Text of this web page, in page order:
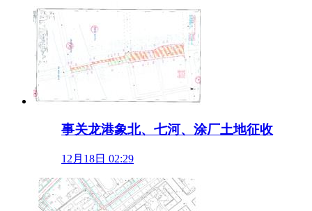
事关龙港象北、七河、涂厂土地征收
12月18日 02:29